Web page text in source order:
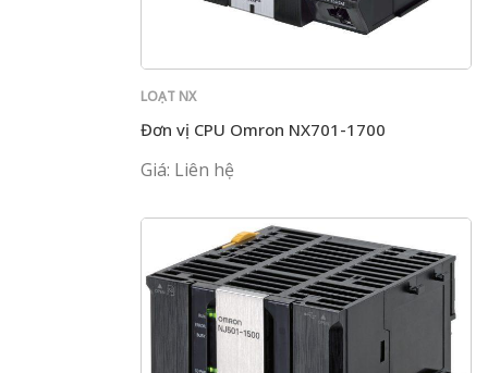
LOẠT NX
Đơn vị CPU Omron NX701-1700
Giá: Liên hệ